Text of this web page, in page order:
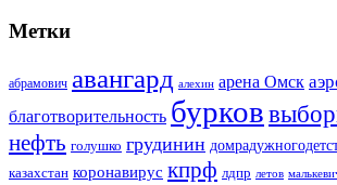
Метки
абрамович авангард алехин арена Омск
благотворительность бурков
нефть голушко грудинин
казахстан коронавирус кпрф лдпр летов